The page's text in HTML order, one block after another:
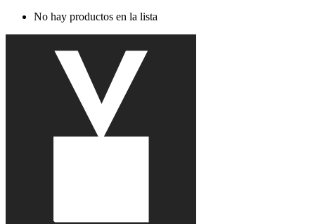
No hay productos en la lista